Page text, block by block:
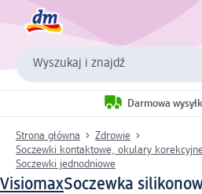
Wyszukaj i znajdź
Darmowa
Strona główna
Zdrowie
Soczewki kontaktowe, okulary
Soczewki jednodniowe
VisiomaxSoczewka